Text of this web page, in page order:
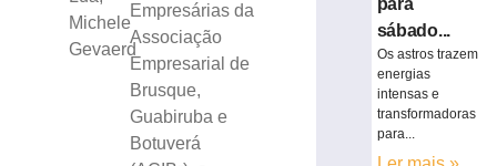
Michele
Gevaerd
Empresárias da
Associação
Empresarial de
Brusque,
Guabiruba e
Botuverá
apresenta
projeto
PPP
Brusque
para
sábado...
Os astros trazem
energias
intensas e
transformadoras
para...